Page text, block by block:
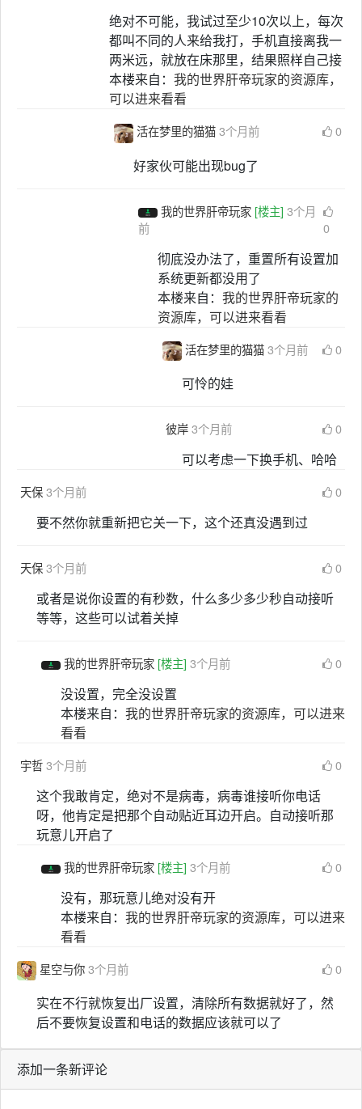
绝对不可能，我试过至少10次以上，每次
都叫不同的人来给我打，手机直接离我一
两米远，就放在床那里，结果照样自己接
本楼来自： 我的世界肝帝玩家的资源库，
可以进来看看
活在梦里的猫猫3个月前 0
好家伙可能出现bug了
我的世界肝帝玩家 [楼主] 3个月
前
0
彻底没办法了，重置所有设置加
系统更新都没用了
本楼来自： 我的世界肝帝玩家的
资源库，可以进来看看
活在梦里的猫猫3个月前 0
可怜的娃
彼岸3个月前 0
可以考虑一下换手机、哈哈
天保3个月前 0
要不然你就重新把它关一下，这个还真没遇到过
天保3个月前 0
或者是说你设置的有秒数，什么多少多少秒自动接听
等等，这些可以试着关掉
我的世界肝帝玩家 [楼主] 3个月前 0
没设置，完全没设置
本楼来自： 我的世界肝帝玩家的资源库，可以进来
看看
宇哲3个月前 0
这个我敢肯定，绝对不是病毒，病毒谁接听你电话
呀，他肯定是把那个自动贴近耳边开启。自动接听那
玩意儿开启了
我的世界肝帝玩家 [楼主] 3个月前 0
没有，那玩意儿绝对没有开
本楼来自： 我的世界肝帝玩家的资源库，可以进来
看看
星空与你3个月前 0
实在不行就恢复出厂设置，清除所有数据就好了，然
后不要恢复设置和电话的数据应该就可以了
添加一条新评论